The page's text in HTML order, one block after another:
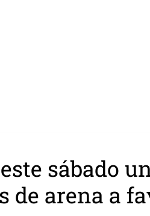
sábado
arena a